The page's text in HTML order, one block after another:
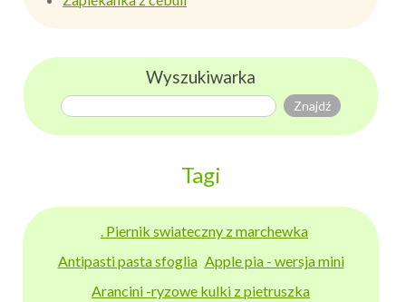
Wyszukiwarka
Tagi
. Piernik swiateczny z marchewka
Antipasti pasta sfoglia Apple pia - wersja mini
Arancini -ryzowe kulki z pietruszka